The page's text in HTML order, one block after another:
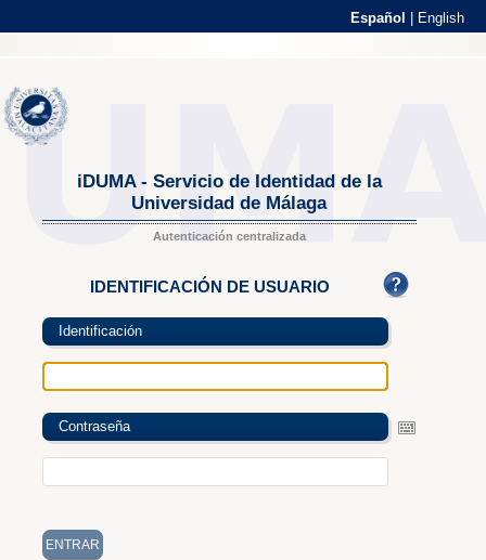
Español English
iDUMA - Servicio de Identidad de la
Universidad de Málaga
Autenticación centralizada
IDENTIFICACIÓN DE USUARIO
Identificación
Contraseña